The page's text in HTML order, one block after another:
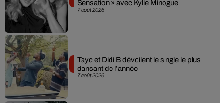
7 août 2026
Sensation » avec Kylie Minogue
7 août 2026
Tayc et Didi B dévoilent le single le plus
dansant de l’année